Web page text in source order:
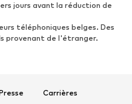
basses
jours avant la réduction de
téléphoniques belges. Des
provenant de l'étranger.
Carrières